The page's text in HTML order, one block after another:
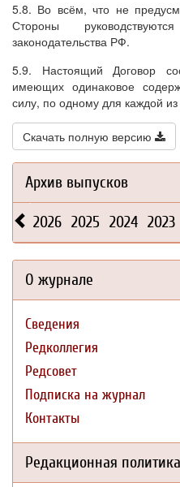
5.8. Во всём, что не
Стороны
законодательства РФ.
5.9. Настоящий Договор
имеющих одинаковое
силу, по одному для каждой
Скачать полную версию
Архив выпусков
2026 2025 2024 2023
О журнале
Сведения
Редколлегия
Редсовет
Подписка на журнал
Контакты
Редакционная политика